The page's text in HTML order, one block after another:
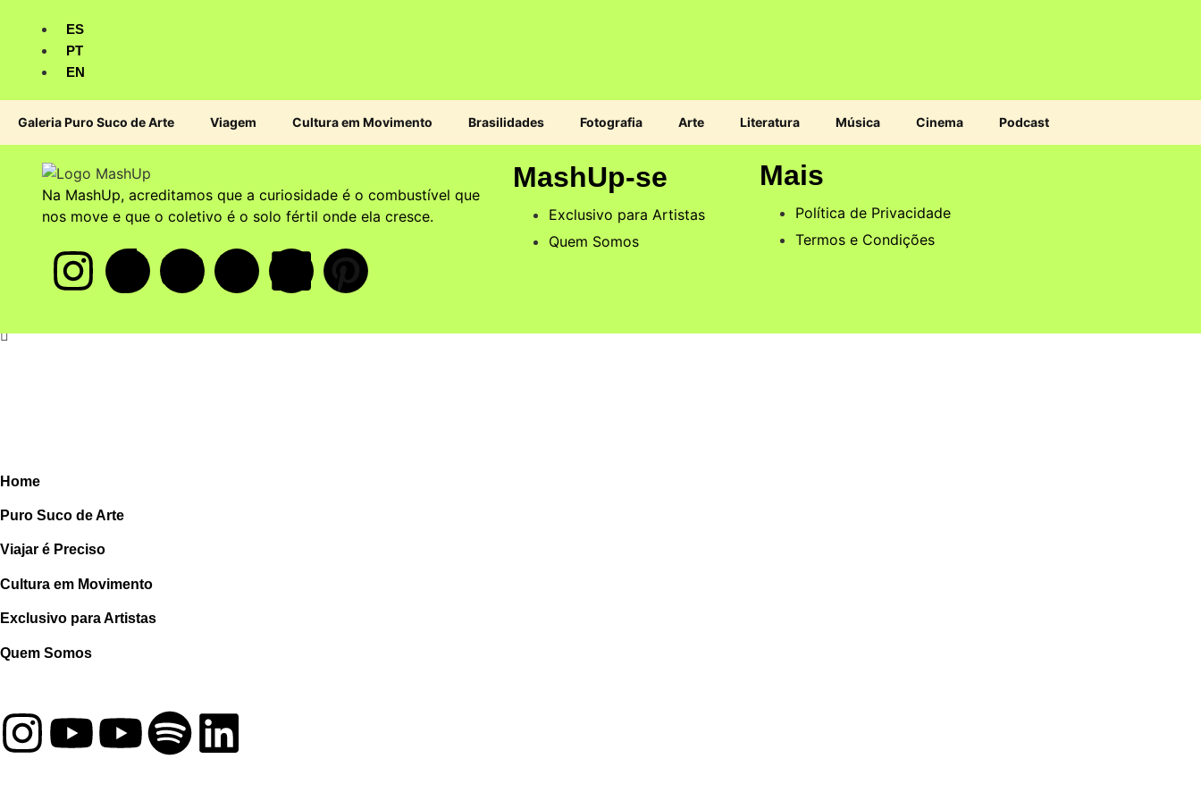
ES
PT
EN
Galeria Puro Suco de Arte Viagem Cultura em Movimento Brasilidades Fotografia Arte Literatura Música Cinema Podcast
Na MashUp, acreditamos que a curiosidade é o combustível que
nos move e que o coletivo é o solo fértil onde ela cresce.
MashUp-se
Exclusivo para Artistas
Quem Somos
Mais
Política de Privacidade
Termos e Condições
Home
Puro Suco de Arte
Viajar é Preciso
Cultura em Movimento
Exclusivo para Artistas
Quem Somos